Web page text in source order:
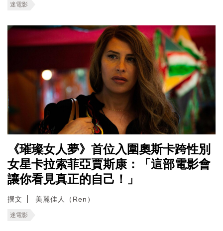
迷電影
《璀璨女人夢》首位入圍奧斯卡跨性別
女星卡拉索菲亞賈斯康：「這部電影會
讓你看見真正的自己！」
撰文 美麗佳人（Ren）
迷電影